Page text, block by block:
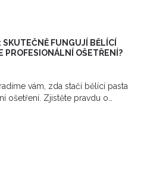
FUNGUJÍ BĚLÍCÍ
PROFESIONÁLNÍ OŠETŘENÍ?
vám, zda stačí bělící pasta
ošetření. Zjistěte pravdu o